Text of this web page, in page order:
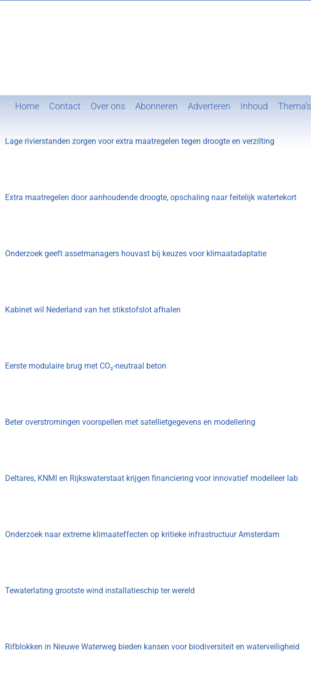
Home Contact Over ons Abonneren Adverteren Inhoud Thema’s
Lage rivierstanden zorgen voor extra maatregelen tegen droogte en verzilting
Extra maatregelen door aanhoudende droogte, opschaling naar feitelijk watertekort
Onderzoek geeft assetmanagers houvast bij keuzes voor klimaatadaptatie
Kabinet wil Nederland van het stikstofslot afhalen
Eerste modulaire brug met CO₂-neutraal beton
Beter overstromingen voorspellen met satellietgegevens en modellering
Deltares, KNMI en Rijkswaterstaat krijgen financiering voor innovatief modelleer lab
Onderzoek naar extreme klimaateffecten op kritieke infrastructuur Amsterdam
Tewaterlating grootste wind installatieschip ter wereld
Rifblokken in Nieuwe Waterweg bieden kansen voor biodiversiteit en waterveiligheid